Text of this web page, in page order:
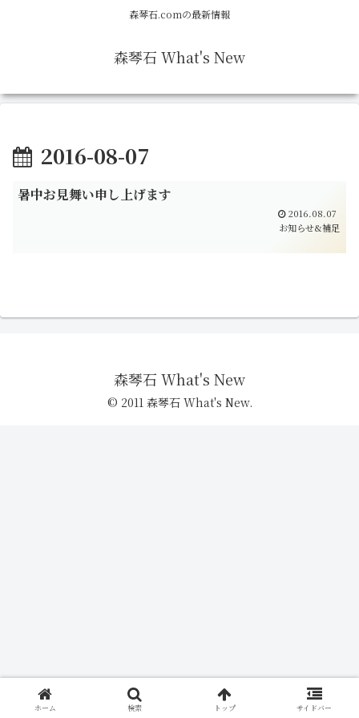
森琴石.comの最新情報
森琴石 What's New
2016-08-07
暑中お見舞い申し上げます
2016.08.07
お知らせ&補足
森琴石 What's New
© 2011 森琴石 What's New.
ホーム 検索 トップ サイドバー